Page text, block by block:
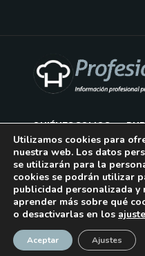
QUIÉNES SOMOS
AVISO LEGAL
POLÍTICA DE COOKIES
POLÍTICA DE
CONTACTO
¡Suscríbase!
Utilizamos cookies para
nuestra web. Los datos
se utilizarán para la
cookies se podrán utilizar
publicidad personalizada y
aprender más sobre qué
o desactivarlas en los
Aceptar Ajustes